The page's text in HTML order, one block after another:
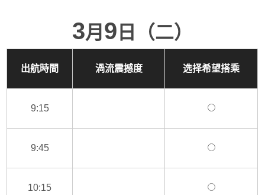
3月 9 日（二）
出航時間 渦流震撼度 选择希望搭乘
9:15
9:45
10:15